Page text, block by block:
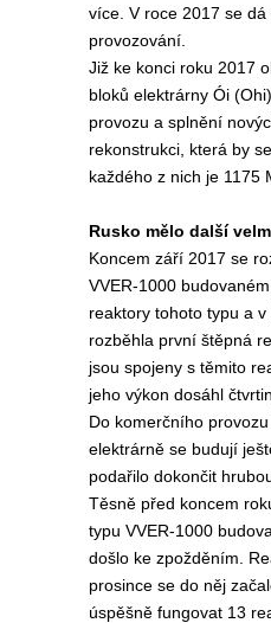
více. V roce 2017 se
provozování.
Již ke konci roku 2017
bloků elektrárny Ói
provozu a splnění
rekonstrukci, která by
každého z nich je 1175
Rusko mělo další
Koncem září 2017 se
VVER-1000
reaktory tohoto typu a
rozběhla první štěpná
jsou spojeny s těmito
jeho výkon dosáhl
Do komerčního
elektrárně se budují
podařilo dokončit
Těsně před koncem
typu VVER-1000
došlo ke zpožděním.
prosince se do něj
úspěšně fungovat 13